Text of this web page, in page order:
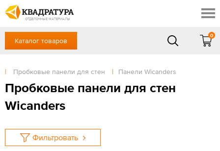
ОТДЕЛОЧНЫЕ МАТЕРИАЛЫ
Скидки
Контакты
Доставка и оплата
Готовые решения
Отзывы
+7 (863) 303-36-23
Сб, Вс — выходной
ЗАКАЗАТЬ ЗВОНОК
Вход
Каталог товаров
0
| Пробковые панели для стен | Панели Wicanders
Пробковые панели для стен
Wicanders
Фильтровать